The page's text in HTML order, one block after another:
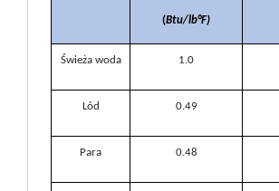
(Btu/lb°F)
Świeża woda 1.0
Lód 0.49
Para 0.48